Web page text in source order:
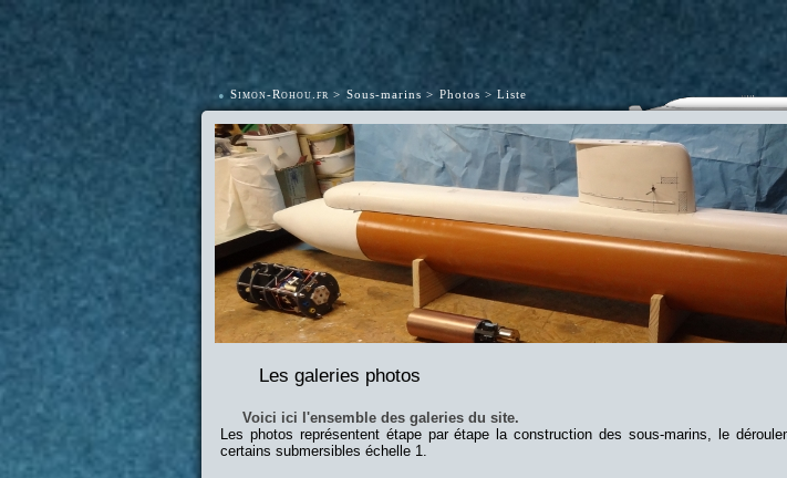
• Simon-Rohou.fr Sous-marins Photos Liste
Les galeries photos
Voici ici l'ensemble des galeries du site.
Les photos représentent étape par étape la construction des sous-marins, le
certains submersibles échelle 1.